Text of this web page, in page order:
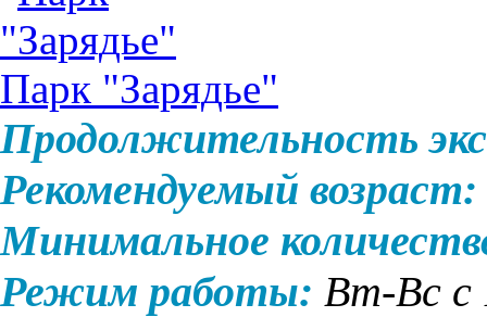
Парк "Зарядье"
Продолжительность
Рекомендуемый возраст:
Минимальное
Режим работы: Вт-Вс с